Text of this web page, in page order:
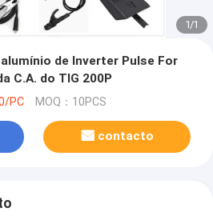
1/1
de Inverter Pulse For
C.A. do TIG 200P
PC MOQ：10PCS
contacto